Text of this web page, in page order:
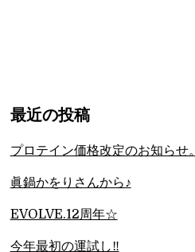
最近の投稿
プロテイン価格改定のお知らせ。
眞鍋かをりさんから♪
EVOLVE.12周年☆
今年最初の運試し‼︎